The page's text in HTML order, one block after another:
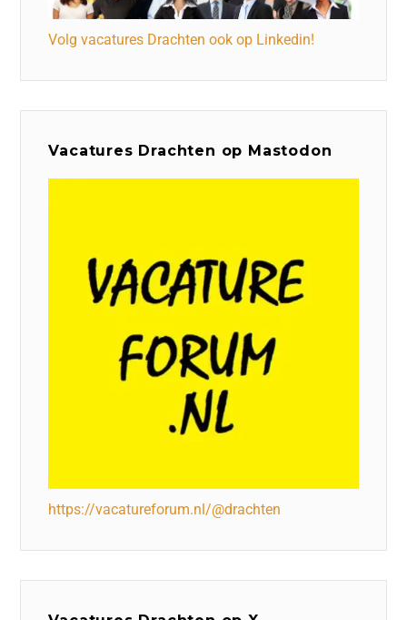
Volg vacatures Drachten ook op Linkedin!
Vacatures Drachten op Mastodon
https://vacatureforum.nl/@drachten